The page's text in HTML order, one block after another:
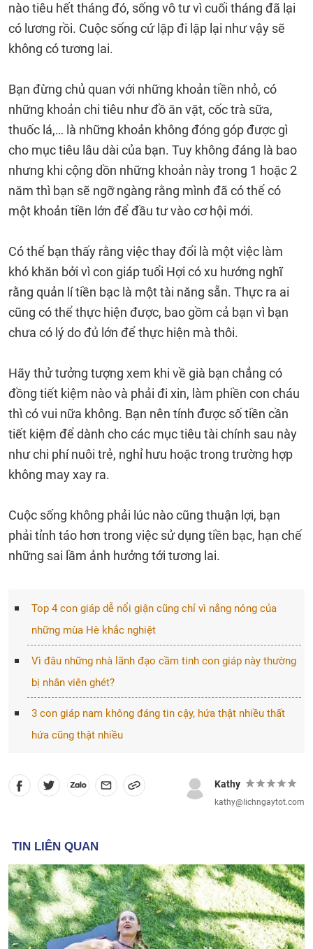
nào tiêu hết tháng đó, sống vô tư vì cuối tháng đã lại
có lương rồi. Cuộc sống cứ lặp đi lặp lại như vậy sẽ
không có tương lai.
Bạn đừng chủ quan với những khoản tiền nhỏ, có
những khoản chi tiêu như đồ ăn vặt, cốc trà sữa,
thuốc lá,… là những khoản không đóng góp được gì
cho mục tiêu lâu dài của bạn. Tuy không đáng là bao
nhưng khi cộng dồn những khoản này trong 1 hoặc 2
năm thì bạn sẽ ngỡ ngàng rằng mình đã có thể có
một khoản tiền lớn để đầu tư vào cơ hội mới.
Có thể bạn thấy rằng việc thay đổi là một việc làm
khó khăn bởi vì con giáp tuổi Hợi có xu hướng nghĩ
rằng quản lí tiền bạc là một tài năng sẵn. Thực ra ai
cũng có thể thực hiện được, bao gồm cả bạn vì bạn
chưa có lý do đủ lớn để thực hiện mà thôi.
Hãy thử tưởng tượng xem khi về già bạn chẳng có
đồng tiết kiệm nào và phải đi xin, làm phiền con cháu
thì có vui nữa không. Bạn nên tính được số tiền cần
tiết kiệm để dành cho các mục tiêu tài chính sau này
như chi phí nuôi trẻ, nghỉ hưu hoặc trong trường hợp
không may xay ra.
Cuộc sống không phải lúc nào cũng thuận lợi, bạn
phải tỉnh táo hơn trong việc sử dụng tiền bạc, hạn chế
những sai lầm ảnh hưởng tới tương lai.
Top 4 con giáp dễ nổi giận cũng chỉ vì nắng nóng của
những mùa Hè khắc nghiệt
Vì đâu những nhà lãnh đạo cầm tinh con giáp này thường
bị nhân viên ghét?
3 con giáp nam không đáng tin cậy, hứa thật nhiều thất
hứa cũng thật nhiều
Kathy
kathy@lichngaytot.com